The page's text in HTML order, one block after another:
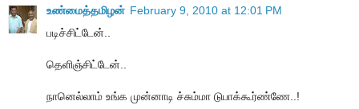
உண்மைத்தமிழன் February 9, 2010 at 12:01 PM
படிச்சிட்டேன்..
தெளிஞ்சிட்டேன்..
நானெல்லாம் உங்க முன்னாடி ச்சும்மா டுபாக்கூர்ண்ணே..!